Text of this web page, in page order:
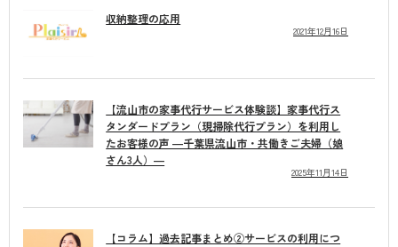
収納整理の応用
2021年12月16日
【流山市の家事代行サービス体験談】家事代行ス
タンダードプラン（現掃除代行プラン）を利用し
たお客様の声 ―千葉県流山市・共働きご夫婦（娘
さん3人）―
2025年11月14日
【コラム】過去記事まとめ②サービスの利用につ